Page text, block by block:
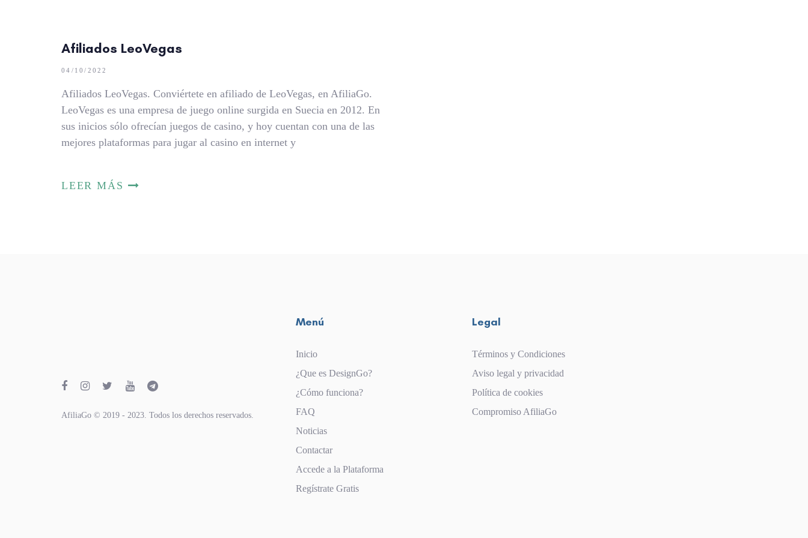
Afiliados LeoVegas
04/10/2022
Afiliados LeoVegas. Conviértete en afiliado de LeoVegas, en AfiliaGo.
LeoVegas es una empresa de juego online surgida en Suecia en 2012. En
sus inicios sólo ofrecían juegos de casino, y hoy cuentan con una de las
mejores plataformas para jugar al casino en internet y
LEER MÁS
AfiliaGo © 2019 - 2023. Todos los derechos reservados.
Menú
Inicio
¿Que es DesignGo?
¿Cómo funciona?
FAQ
Noticias
Contactar
Accede a la Plataforma
Regístrate Gratis
Legal
Términos y Condiciones
Aviso legal y privacidad
Política de cookies
Compromiso AfiliaGo